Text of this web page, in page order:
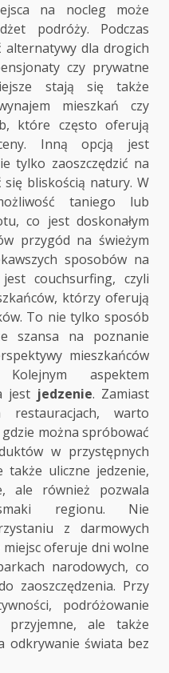
na nocleg może
podróży. Podczas
dla drogich
czy prywatne
stają się także
mieszkań czy
które często oferują
Inną opcją jest
tylko zaoszczędzić na
się bliskością natury. W
taniego lub
co jest doskonałym
przygód na świeżym
sposobów na
couchsurfing, czyli
którzy oferują
To nie tylko sposób
szansa na poznanie
mieszkańców
aspektem
jest jedzenie. Zamiast
warto
można spróbować
w przystępnych
także uliczne jedzenie,
również pozwala
regionu. Nie
z darmowych
oferuje dni wolne
narodowych, co
zaoszczędzenia. Przy
podróżowanie
ale także
odkrywanie świata bez